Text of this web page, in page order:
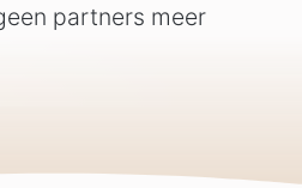
partners meer